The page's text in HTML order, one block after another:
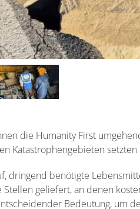
die Humanity First
Katastrophengebieten
dringend benötigte
Stellen geliefert, an denen
Bedeutung, um